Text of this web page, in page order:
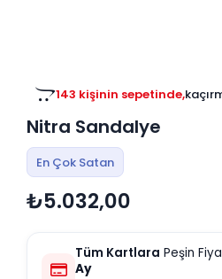
143 kişinin sepetinde,
Nitra Sandalye
En Çok Satan
₺5.032,00
Tüm Kartlara Peşin
Ay